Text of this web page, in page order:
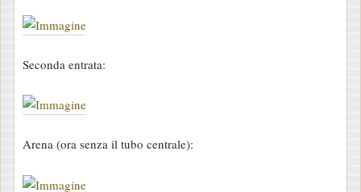
Seconda entrata:
Arena (ora senza il tubo centrale):